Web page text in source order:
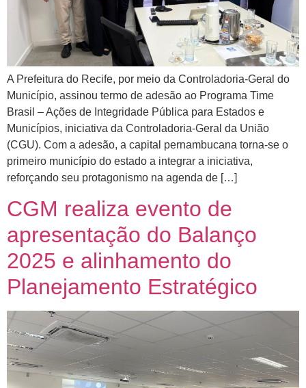
A Prefeitura do Recife, por meio da Controladoria-Geral do
Município, assinou termo de adesão ao Programa Time
Brasil – Ações de Integridade Pública para Estados e
Municípios, iniciativa da Controladoria-Geral da União
(CGU). Com a adesão, a capital pernambucana torna-se o
primeiro município do estado a integrar a iniciativa,
reforçando seu protagonismo na agenda de […]
CGM realiza evento de
apresentação do Balanço
2025 e alinhamento do
Planejamento Estratégico